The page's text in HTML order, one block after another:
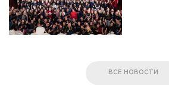
ВСЕ НОВОСТИ